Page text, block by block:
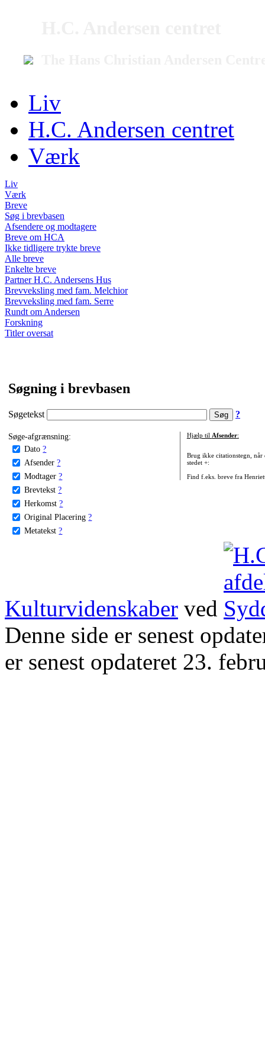
Liv
H.C. Andersen centret
Værk
Liv
Værk
Breve
Søg i brevbasen
Afsendere og modtagere
Breve om HCA
Ikke tidligere trykte breve
Alle breve
Enkelte breve
Partner H.C. Andersens Hus
Brevveksling med fam. Melchior
Brevveksling med fam. Serre
Rundt om Andersen
Forskning
Titler oversat
Søgning i brevbasen
Søgetekst ?
Søge-afgrænsning:
Dato ?
Afsender ?
Modtager ?
Brevtekst ?
Herkomst ?
Original Placering ?
Metatekst ?
Hjælp til Afsender:
Brug ikke citationstegn, når
stedet +:
Find f.eks. breve fra
Kulturvidenskaber ved
Denne side er senest
er senest opdateret 23.